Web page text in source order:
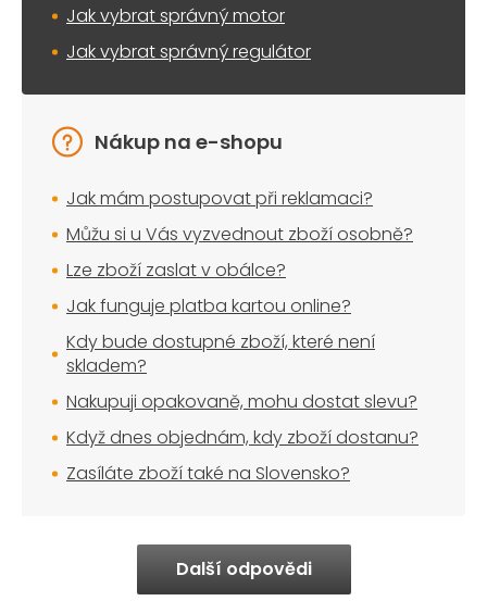
Jak vybrat správný motor
Jak vybrat správný regulátor
Nákup na e-shopu
Jak mám postupovat při reklamaci?
Můžu si u Vás vyzvednout zboží osobně?
Lze zboží zaslat v obálce?
Jak funguje platba kartou online?
Kdy bude dostupné zboží, které není
skladem?
Nakupuji opakovaně, mohu dostat slevu?
Když dnes objednám, kdy zboží dostanu?
Zasíláte zboží také na Slovensko?
Další odpovědi